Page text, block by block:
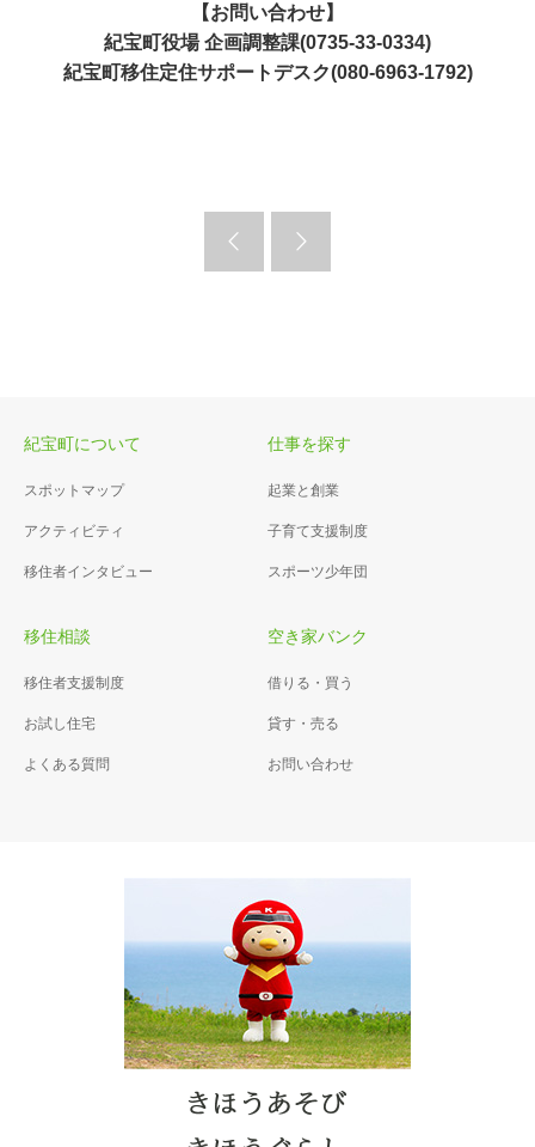
【お問い合わせ】
紀宝町役場 企画調整課(0735-33-0334)
紀宝町移住定住サポートデスク(080-6963-1792)
紀宝町について
スポットマップ
アクティビティ
移住者インタビュー
仕事を探す
起業と創業
子育て支援制度
スポーツ少年団
移住相談
移住者支援制度
お試し住宅
よくある質問
空き家バンク
借りる・買う
貸す・売る
お問い合わせ